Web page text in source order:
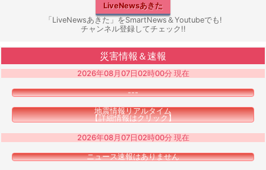
LiveNewsあきた
「LiveNewsあきた」をSmartNews＆Youtubeでも!
チャンネル登録してチェック!!
災害情報＆速報
2026年08月07日02時00分 現在
---
地震情報リアルタイム
【詳細情報はクリック】
2026年08月07日02時00分 現在
ニュース速報はありません